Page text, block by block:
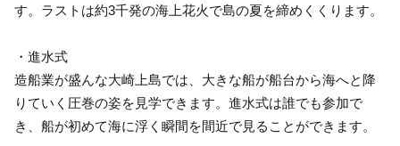
す。ラストは約3千発の海上花火で島の夏を締めくくります。
・進水式
造船業が盛んな大崎上島では、大きな船が船台から海へと降
りていく圧巻の姿を見学できます。進水式は誰でも参加で
き、船が初めて海に浮く瞬間を間近で見ることができます。